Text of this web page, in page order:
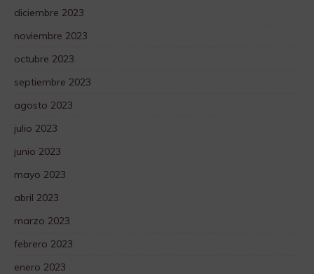
diciembre 2023
noviembre 2023
octubre 2023
septiembre 2023
agosto 2023
julio 2023
junio 2023
mayo 2023
abril 2023
marzo 2023
febrero 2023
enero 2023